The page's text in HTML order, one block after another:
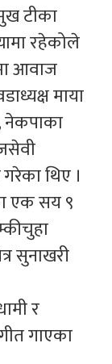
टीका
रहेकोले
आवाज
माया
नेकपाका
थिए ।
एक सय ९
सुनाखरी
र
गाएका